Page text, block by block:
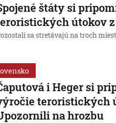
štáty si
útokov z
sa stretávajú na troch
i Heger si
teroristických
na hrozbu